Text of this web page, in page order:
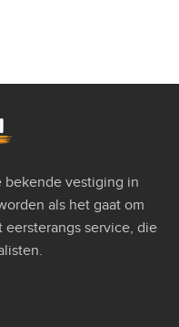
bekende vestiging in
als het gaat om
service, die